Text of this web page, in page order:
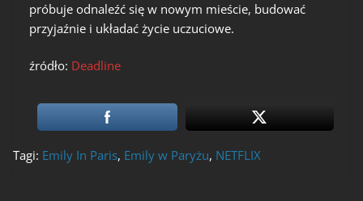
próbuje odnaleźć się w nowym mieście, budować
przyjaźnie i układać życie uczuciowe.
źródło: Deadline
Tagi: Emily In Paris, Emily w Paryżu, NETFLIX